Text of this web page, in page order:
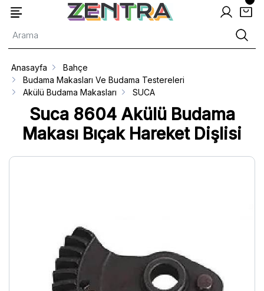
Suca 8604 Akülü Budama
Makası Bıçak Hareket Dişlisi
Anasayfa
Bahçe
Budama Makasları Ve Budama Testereleri
Akülü Budama Makasları
SUCA